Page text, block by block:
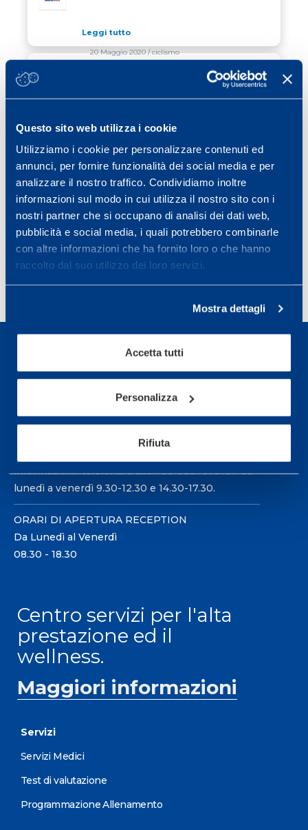
Questo sito web utilizza i cookie
Utilizziamo i cookie per personalizzare contenuti ed
annunci, per fornire funzionalità dei social media e per
analizzare il nostro traffico. Condividiamo inoltre
informazioni sul modo in cui utilizza il nostro sito con i
nostri partner che si occupano di analisi dei dati web,
pubblicità e social media, i quali potrebbero combinarle
con altre informazioni che ha fornito loro o che hanno
raccolto dal suo utilizzo dei loro servizi.
Mostra dettagli
Accetta tutti
Personalizza
Rifiuta
Leggi tutto
COMUNICATO RE STELVIO 2020
20 Maggio 2020/ ciclismo
COMUNICATO RE STELVIO 2020
Leggi tutto
IDRATAZIONE: ESSENZIALE PER L’ALLENAMENTO
IDRATAZIONE: ESSENZIALE PER
Leggi tutto
Previous page
Page Page Page
27
Sport Service Mapei S.r.l. - Via Busto Fagnano 38,
21057 Olgiate Olona (Varese) Italia.
informazioni: telefonare allo +39 0331 575757 da
lunedì a venerdì 9.30-12.30 e 14.30-17.30.
ORARI DI APERTURA RECEPTION
Da Lunedì al Venerdì
08.30 - 18.30
Centro servizi per l'alta
prestazione ed il
wellness.
Maggiori informazioni
Servizi
Servizi Medici
Test di valutazione
Programmazione Allenamento